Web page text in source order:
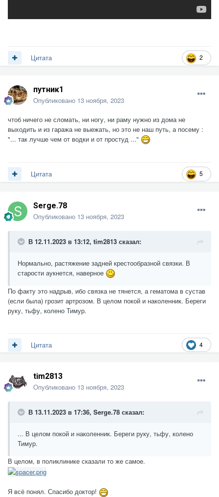
2
Цитата
путник1
Опубликовано 13 ноября, 2023
чтоб ничего не сломать, ни ногу, ни раму нужно из дома не
выходить и из гаража не выежать, но это не наш путь, а посему :
"... так лучше чем от водки и от простуд ..."
5
Цитата
Serge.78
Опубликовано 13 ноября, 2023
В 12.11.2023 в 13:12, tim2813 сказал:
Нормально, растяжение задней крестообразной связки. В
старости аукнется, наверное
По факту это надрыв, ибо связка не тянется, а гематома в сустав
(если была) грозит артрозом. В целом покой и наколенник. Береги
руку, тьфу, колено Тимур.
4
Цитата
tim2813
Опубликовано 13 ноября, 2023
В 13.11.2023 в 17:36, Serge.78 сказал:
... В целом покой и наколенник. Береги руку, тьфу, колено
Тимур.
В целом, в поликлинике сказали то же самое.
Я всё понял. Спасибо доктор!